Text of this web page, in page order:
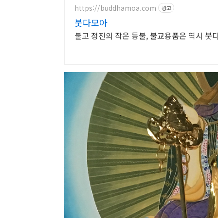
https://buddhamoa.com 광고
붓다모아
불교 정진의 작은 등불, 불교용품은 역시 붓